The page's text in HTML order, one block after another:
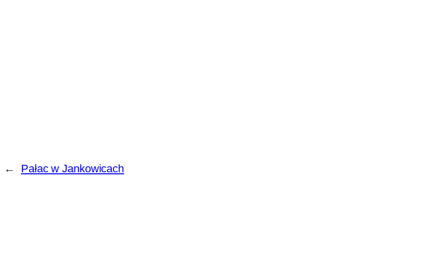
← Pałac w Jankowicach